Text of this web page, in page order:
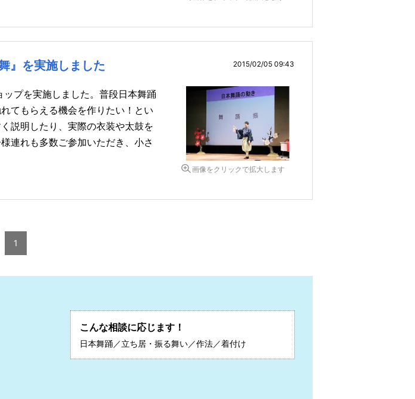
』を実施しました 2015/02/05 09:43
プを実施しました。普段日本舞踊
てもらえる機会を作りたい！とい
説明したり、実際の衣装や太鼓を
連れも多数ご参加いただき、小さ
画像をクリックで拡大します
1
こんな相談に応じます！
日本舞踊／立ち居・振る舞い／作法／着付け